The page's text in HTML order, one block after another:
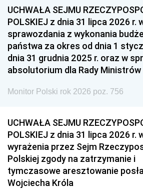
1939 1938
1936 1930
UCHWAŁA SEJMU
POLSKIEJ z dnia 31 lipca 2026 r.
sprawozdania z wykonania
państwa za okres od dnia 1
dnia 31 grudnia 2025 r. oraz w
absolutorium dla Rady Ministrów
Monitor Polski rok 2026 poz. 756
UCHWAŁA SEJMU
POLSKIEJ z dnia 31 lipca 2026 r.
wyrażenia przez Sejm
Polskiej zgody na zatrzymanie i
tymczasowe aresztowanie
Wojciecha Króla